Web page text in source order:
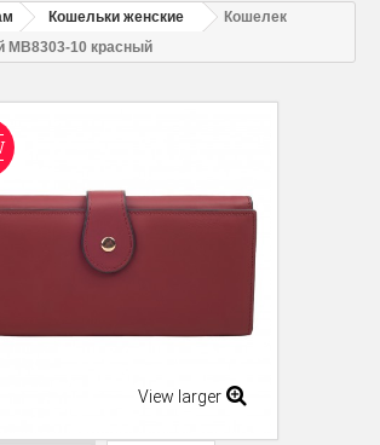
Кошельки женские
Кошелек
MB8303-10 красный
View larger